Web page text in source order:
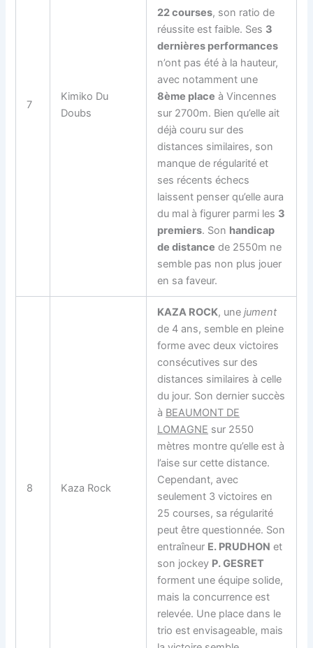
7
Kimiko Du
Doubs
22 courses, son ratio de
réussite est faible. Ses 3
dernières performances
n’ont pas été à la hauteur,
avec notamment une
8ème place à Vincennes
sur 2700m. Bien qu’elle ait
déjà couru sur des
distances similaires, son
manque de régularité et
ses récents échecs
laissent penser qu’elle aura
du mal à figurer parmi les 3
premiers. Son handicap
de distance de 2550m ne
semble pas non plus jouer
en sa faveur.
8 Kaza Rock
KAZA ROCK, unejument
de 4 ans, semble en pleine
forme avec deux victoires
consécutives sur des
distances similaires à celle
du jour. Son dernier succès
à BEAUMONT DE
LOMAGNE sur 2550
mètres montre qu’elle est à
l’aise sur cette distance.
Cependant, avec
seulement 3 victoires en
25 courses, sa régularité
peut être questionnée. Son
entraîneur E. PRUDHON et
son jockey P. GESRET
forment une équipe solide,
mais la concurrence est
relevée. Une place dans le
trio est envisageable, mais